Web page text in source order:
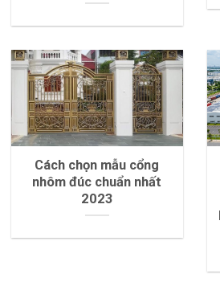
Cách chọn mẫu cổng
nhôm đúc chuẩn nhất
2023